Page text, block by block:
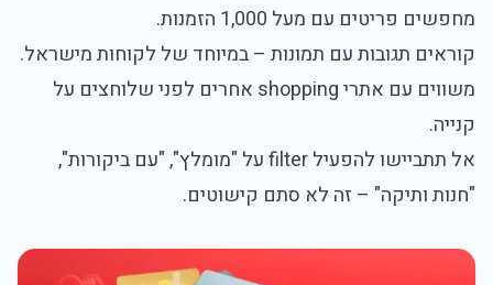
מחפשים פריטים עם מעל 1,000 הזמנות.
קוראים תגובות עם תמונות – במיוחד של לקוחות מישראל.
משווים עם אתרי shopping אחרים לפני שלוחצים על
קנייה.
אל תתביישו להפעיל filter על "מומלץ", "עם ביקורות",
"חנות ותיקה" – זה לא סתם קישוטים.